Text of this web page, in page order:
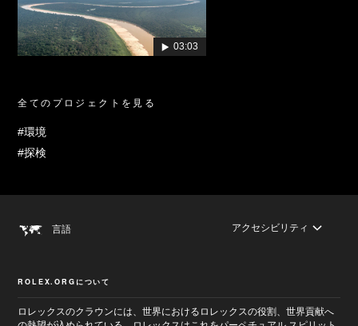
03:03
全てのプロジェクトを見る
#環境
#探検
言語 アクセシビリティ
ROLEX.ORGについて
ロレックスのクラウンには、世界におけるロレックスの役割、世界貢献へ